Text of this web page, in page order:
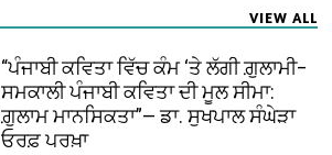
VIEW ALL
“ਪੰਜਾਬੀ ਕਵਿਤਾ ਵਿੱਚ ਕੰਮ ‘ਤੇ ਲੱਗੀ ਗ਼ੁਲਾਮੀ–
ਸਮਕਾਲੀ ਪੰਜਾਬੀ ਕਵਿਤਾ ਦੀ ਮੂਲ ਸੀਮਾ:
ਗ਼ੁਲਾਮ ਮਾਨਸਿਕਤਾ”— ਡਾ. ਸੁਖਪਾਲ ਸੰਘੇੜਾ
ਓਰਫ਼ ਪਰਖ਼ਾ